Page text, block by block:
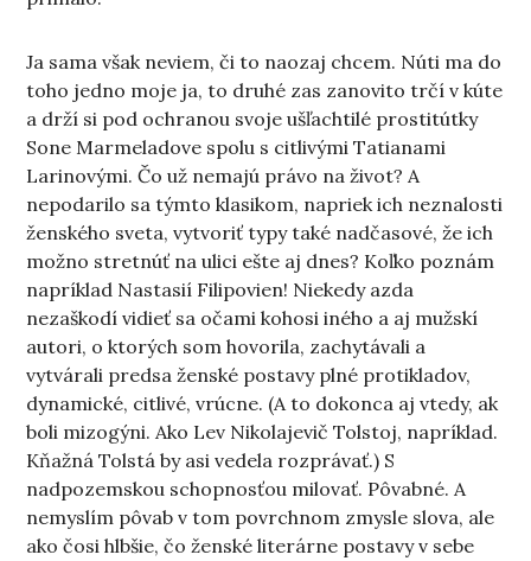
Ja sama však neviem, či to naozaj chcem. Núti ma do
toho jedno moje ja, to druhé zas zanovito trčí v kúte
a drží si pod ochranou svoje ušľachtilé prostitútky
Sone Marmeladove spolu s citlivými Tatianami
Larinovými. Čo už nemajú právo na život? A
nepodarilo sa týmto klasikom, napriek ich neznalosti
ženského sveta, vytvoriť typy také nadčasové, že ich
možno stretnúť na ulici ešte aj dnes? Koľko poznám
napríklad Nastasií Filipovien! Niekedy azda
nezaškodí vidieť sa očami kohosi iného a aj mužskí
autori, o ktorých som hovorila, zachytávali a
vytvárali predsa ženské postavy plné protikladov,
dynamické, citlivé, vrúcne. (A to dokonca aj vtedy, ak
boli mizogýni. Ako Lev Nikolajevič Tolstoj, napríklad.
Kňažná Tolstá by asi vedela rozprávať.) S
nadpozemskou schopnosťou milovať. Pôvabné. A
nemyslím pôvab v tom povrchnom zmysle slova, ale
ako čosi hlbšie, čo ženské literárne postavy v sebe